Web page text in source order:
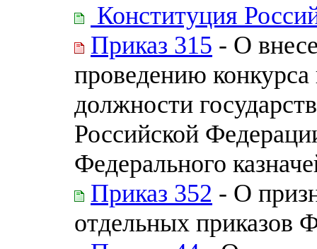
Конституция
Приказ 315 - О
проведению
должности
Российской
Федерального
Приказ 352 - О
отдельных приказов